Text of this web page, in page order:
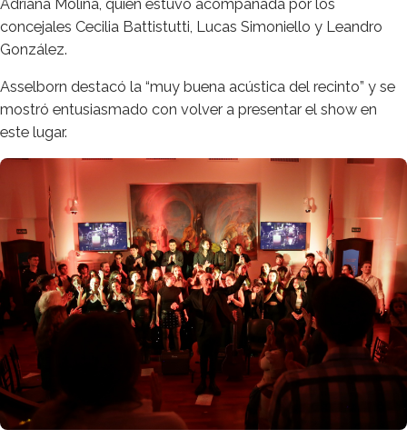
Adriana Molina, quien estuvo acompañada por los
concejales Cecilia Battistutti, Lucas Simoniello y Leandro
González.
Asselborn destacó la “muy buena acústica del recinto” y se
mostró entusiasmado con volver a presentar el show en
este lugar.